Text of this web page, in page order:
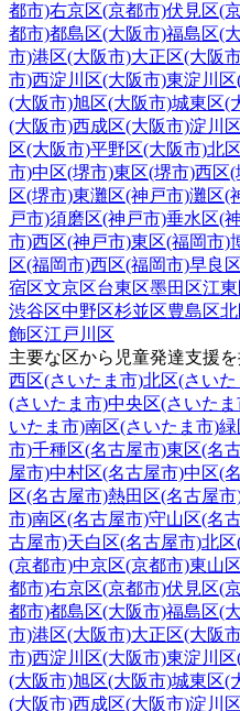
都市)右京区(京都市)伏見区(
都市)都島区(大阪市)福島区(
市)港区(大阪市)大正区(大阪
市)西淀川区(大阪市)東淀川
(大阪市)旭区(大阪市)城東区(
(大阪市)西成区(大阪市)淀川
区(大阪市)平野区(大阪市)北
市)中区(堺市)東区(堺市)西区(
区(堺市)東灘区(神戸市)灘区(
戸市)須磨区(神戸市)垂水区(
市)西区(神戸市)東区(福岡市)
区(福岡市)西区(福岡市)早良
宿区文京区台東区墨田区江
渋谷区中野区杉並区豊島区
飾区江戸川区
主要な区から児童発達支援
西区(さいたま市)北区(さい
(さいたま市)中央区(さいたま
いたま市)南区(さいたま市)緑
市)千種区(名古屋市)東区(名
屋市)中村区(名古屋市)中区(
区(名古屋市)熱田区(名古屋市
市)南区(名古屋市)守山区(名
古屋市)天白区(名古屋市)北区
(京都市)中京区(京都市)東山
都市)右京区(京都市)伏見区(
都市)都島区(大阪市)福島区(
市)港区(大阪市)大正区(大阪
市)西淀川区(大阪市)東淀川
(大阪市)旭区(大阪市)城東区(
(大阪市)西成区(大阪市)淀川